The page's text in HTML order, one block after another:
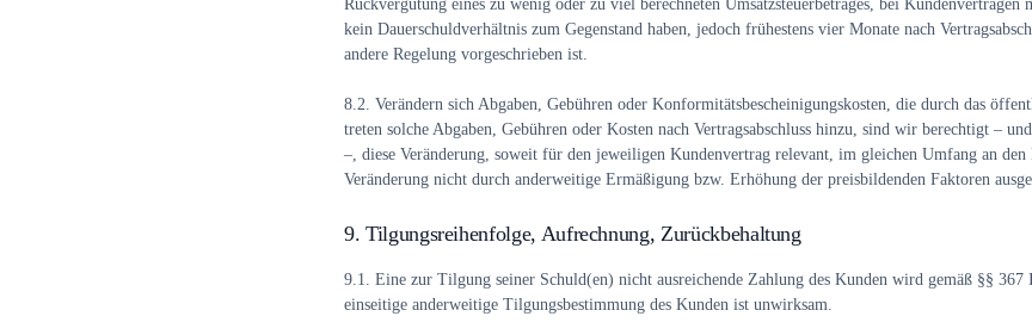
Rückvergütung eines zu wenig oder zu viel berechneten Umsatzsteuerbetrages, bei
kein Dauerschuldverhältnis zum Gegenstand haben, jedoch frühestens vier Monate nach
andere Regelung vorgeschrieben ist.
8.2. Verändern sich Abgaben, Gebühren oder Konformitätsbescheinigungskosten, die durch das
treten solche Abgaben, Gebühren oder Kosten nach Vertragsabschluss hinzu, sind wir berechtigt –
–, diese Veränderung, soweit für den jeweiligen Kundenvertrag relevant, im gleichen Umfang an
Veränderung nicht durch anderweitige Ermäßigung bzw. Erhöhung der preisbildenden Faktoren
9. Tilgungsreihenfolge, Aufrechnung, Zurückbehaltung
9.1. Eine zur Tilgung seiner Schuld(en) nicht ausreichende Zahlung des Kunden wird gemäß §§
einseitige anderweitige Tilgungsbestimmung des Kunden ist unwirksam.